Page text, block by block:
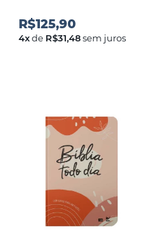
R$125,90
4xde R$31,48sem juros